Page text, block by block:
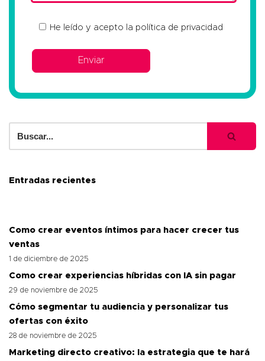
He leído y acepto la política de privacidad
Entradas recientes
Como crear eventos íntimos para hacer crecer tus
ventas
1 de diciembre de 2025
Como crear experiencias híbridas con IA sin pagar
29 de noviembre de 2025
Cómo segmentar tu audiencia y personalizar tus
ofertas con éxito
28 de noviembre de 2025
Marketing directo creativo: la estrategia que te hará